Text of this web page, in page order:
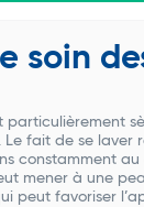
soin
particulièrement
fait de se laver
constamment
mener à une
peut favoriser